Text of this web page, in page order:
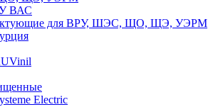
ВАС
для ВРУ, ШЭС, ЩО, ЩЭ, УЭРМ
Electric